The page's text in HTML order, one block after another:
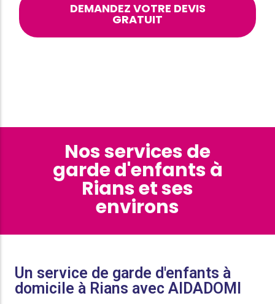
DEMANDEZ VOTRE DEVIS
GRATUIT
Nos services de
garde d'enfants à
Rians et ses
environs
Un service de garde d'enfants à
domicile à Rians avec AIDADOMI